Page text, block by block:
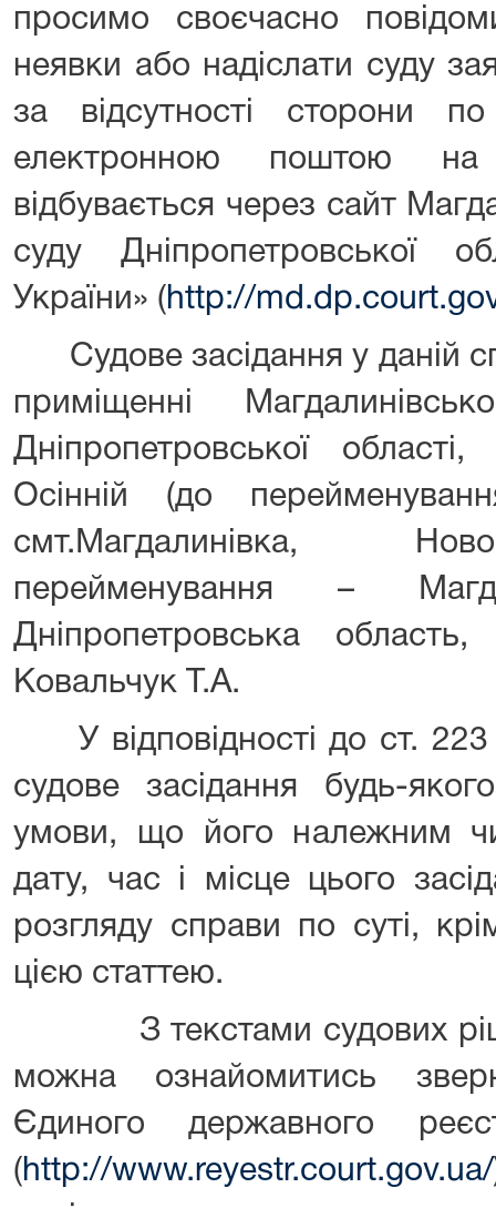
просимо своєчасно
неявки або надіслати суду
за відсутності сторони
електронною поштою на
відбувається через сайт
суду Дніпропетровської
України» ( http://
Судове засідання у даній
приміщенні
Дніпропетровської
Осінній (до
смт.Магдалинівка,
перейменування –
Дніпропетровська
Ковальчук
У відповідності до ст.
судове засідання будь-
умови, що його належним
дату, час і місце цього
розгляду справи по суті,
цією статтею.
З текстами судових
можна ознайомитись
Єдиного державного
( http://www.reyestr.court.gov.ua/